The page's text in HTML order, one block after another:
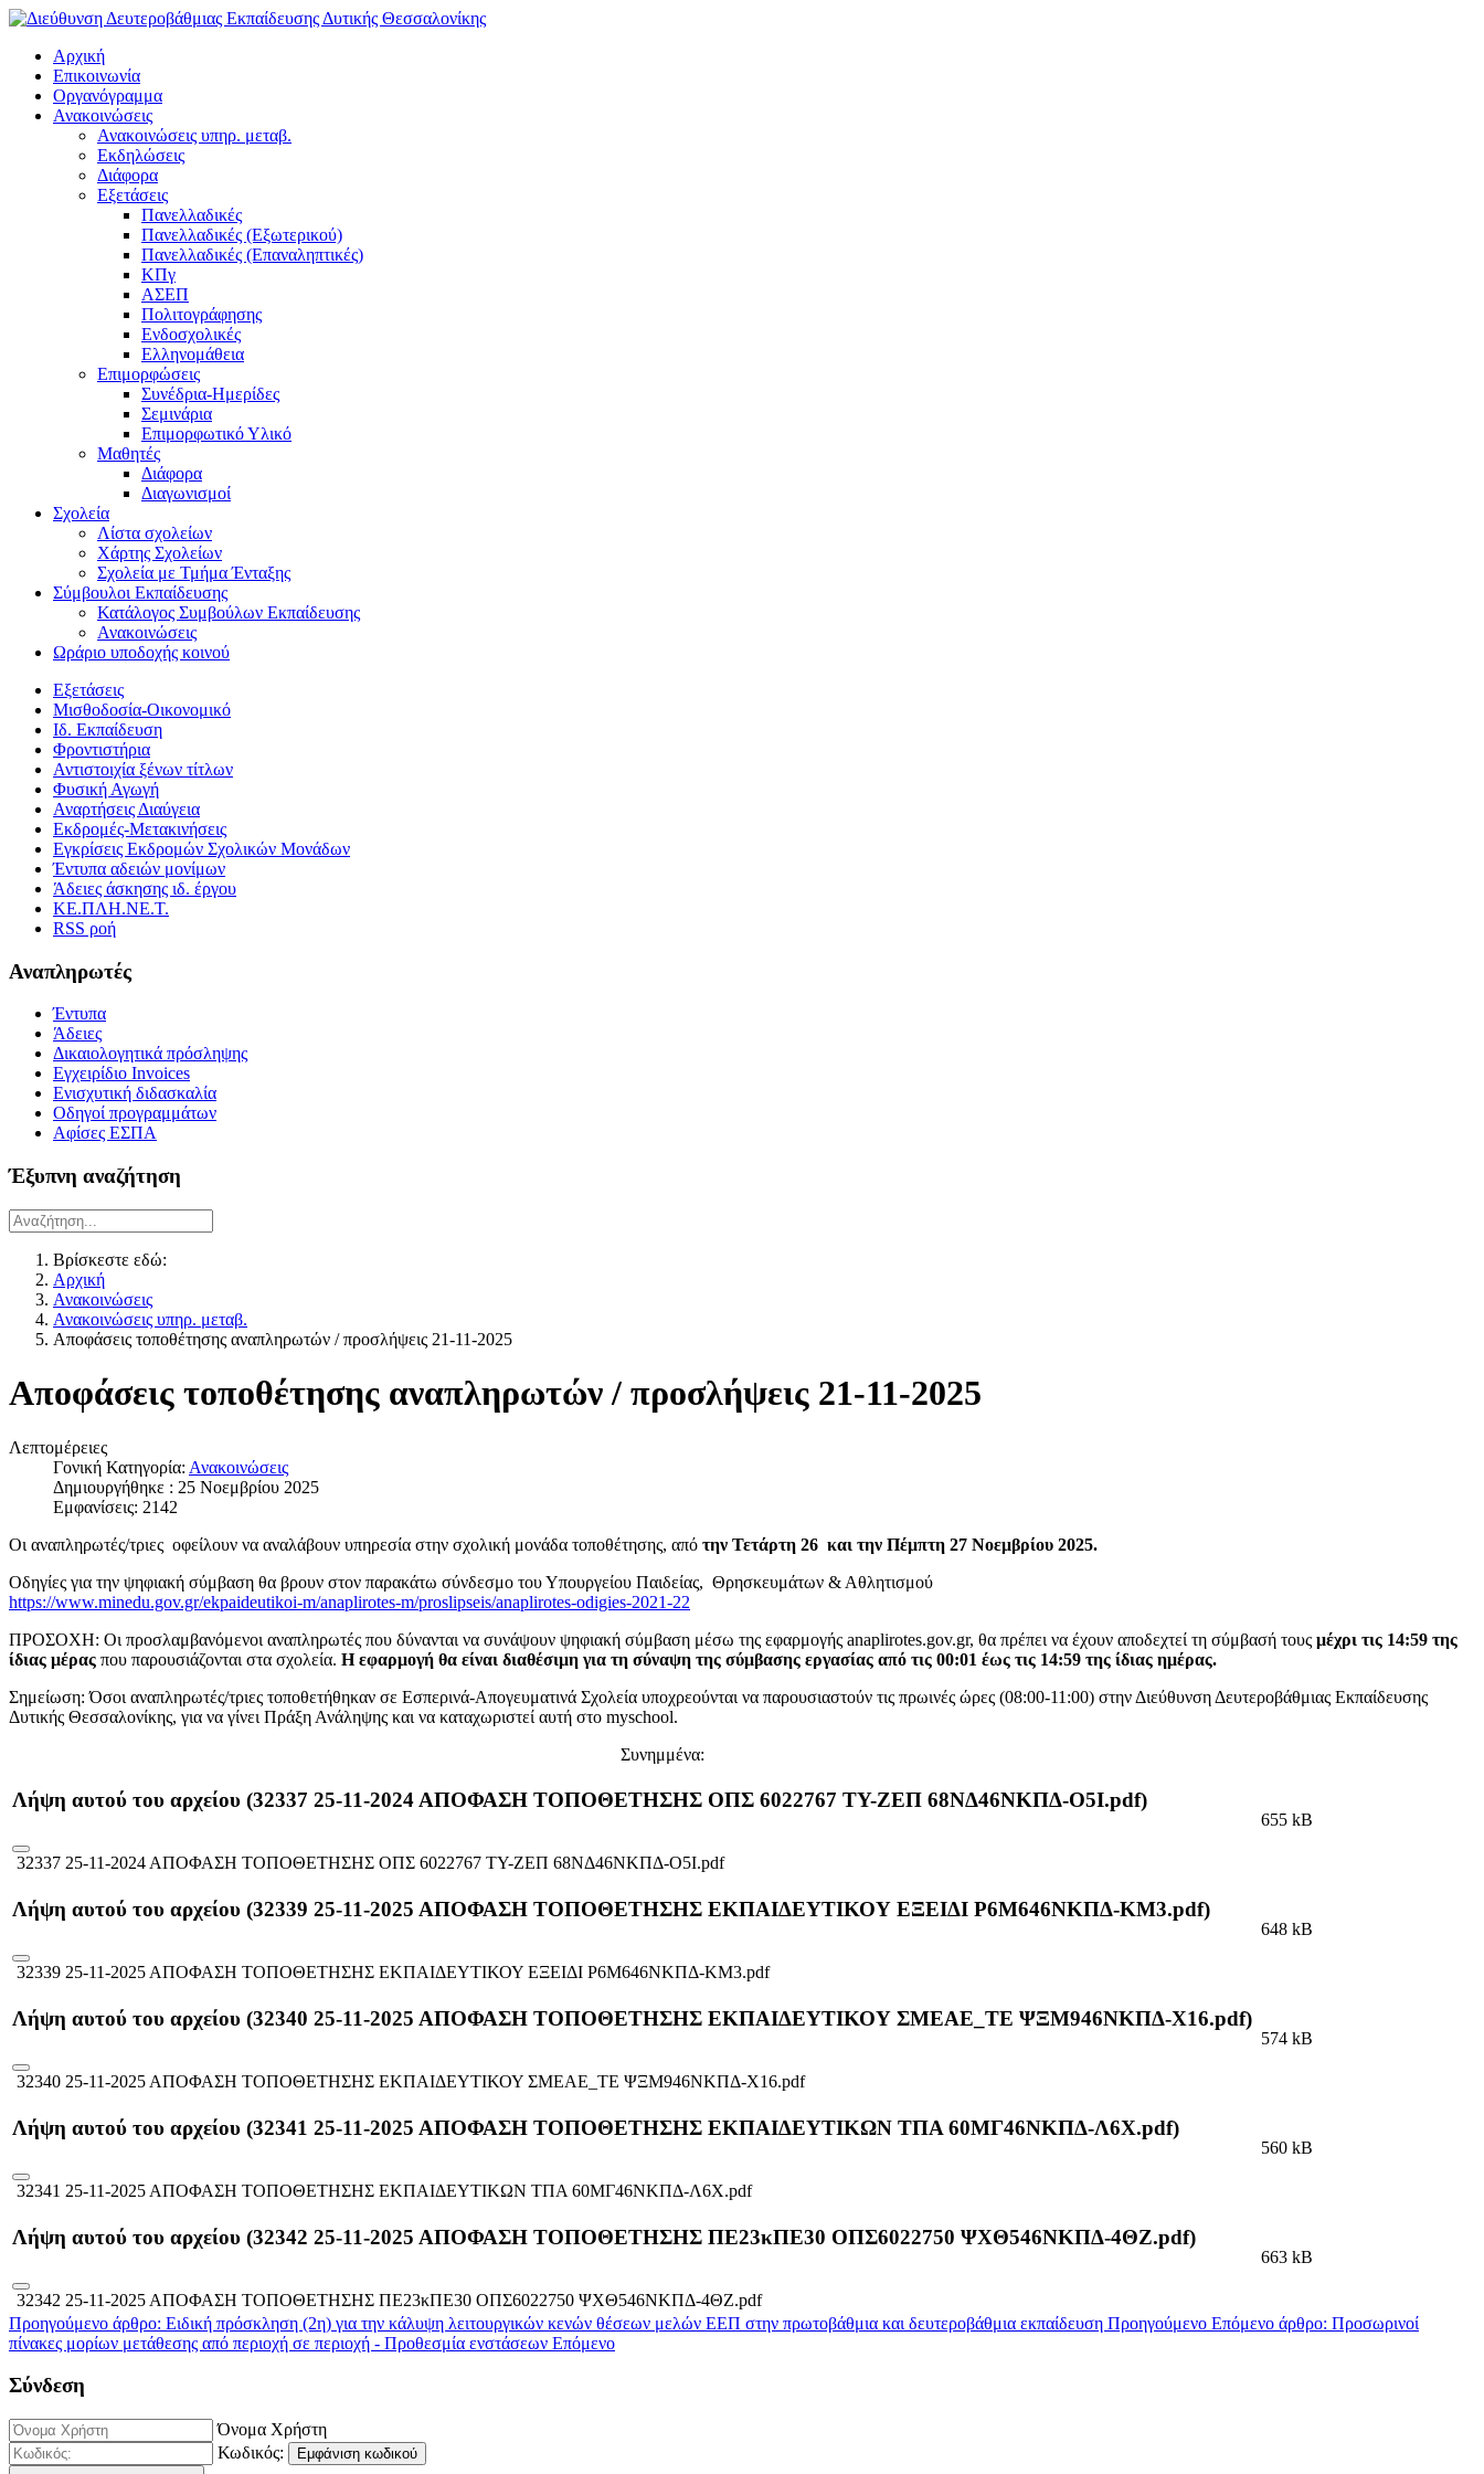
Αρχική
Επικοινωνία
Οργανόγραμμα
Ανακοινώσεις
Ανακοινώσεις υπηρ. μεταβ.
Εκδηλώσεις
Διάφορα
Εξετάσεις
Πανελλαδικές
Πανελλαδικές (Εξωτερικού)
Πανελλαδικές (Επαναληπτικές)
ΚΠγ
ΑΣΕΠ
Πολιτογράφησης
Ενδοσχολικές
Ελληνομάθεια
Επιμορφώσεις
Συνέδρια-Ημερίδες
Σεμινάρια
Επιμορφωτικό Υλικό
Μαθητές
Διάφορα
Διαγωνισμοί
Σχολεία
Λίστα σχολείων
Χάρτης Σχολείων
Σχολεία με Τμήμα Ένταξης
Σύμβουλοι Εκπαίδευσης
Κατάλογος Συμβούλων Εκπαίδευσης
Ανακοινώσεις
Ωράριο υποδοχής κοινού
Εξετάσεις
Μισθοδοσία-Οικονομικό
Ιδ. Εκπαίδευση
Φροντιστήρια
Αντιστοιχία ξένων τίτλων
Φυσική Αγωγή
Αναρτήσεις Διαύγεια
Εκδρομές-Μετακινήσεις
Εγκρίσεις Εκδρομών Σχολικών Μονάδων
Έντυπα αδειών μονίμων
Άδειες άσκησης ιδ. έργου
ΚΕ.ΠΛΗ.ΝΕ.Τ.
RSS ροή
Αναπληρωτές
Έντυπα
Άδειες
Δικαιολογητικά πρόσληψης
Εγχειρίδιο Invoices
Ενισχυτική διδασκαλία
Οδηγοί προγραμμάτων
Αφίσες ΕΣΠΑ
Έξυπνη αναζήτηση
Βρίσκεστε εδώ:
Αρχική
Ανακοινώσεις
Ανακοινώσεις υπηρ. μεταβ.
Αποφάσεις τοποθέτησης αναπληρωτών / προσλήψεις 21-11-2025
Αποφάσεις τοποθέτησης αναπληρωτών / προσλήψεις 21-11-2025
Λεπτομέρειες
Γονική Κατηγορία: Ανακοινώσεις
Δημιουργήθηκε : 25 Νοεμβρίου 2025
Εμφανίσεις: 2142
Οι αναπληρωτές/τριες οφείλουν να αναλάβουν υπηρεσία στην σχολική μονάδα τοποθέτησης, από την Τετάρτη 26 και την Πέμπτη 27 Νοεμβρίου 2025.
Οδηγίες για την ψηφιακή σύμβαση θα βρουν στον παρακάτω σύνδεσμο του Υπουργείου Παιδείας, Θρησκευμάτων & Αθλητισμού
https://www.minedu.gov.gr/ekpaideutikoi-m/anaplirotes-m/proslipseis/anaplirotes-odigies-2021-22
ΠΡΟΣΟΧΗ: Οι προσλαμβανόμενοι αναπληρωτές που δύνανται να συνάψουν ψηφιακή σύμβαση μέσω της εφαρμογής anaplirotes.gov.gr, θα πρέπει να έχουν αποδεχτεί τη σύμβασή τους μέχρι τις 14:59 της
ίδιας μέρας που παρουσιάζονται στα σχολεία. Η εφαρμογή θα είναι διαθέσιμη για τη σύναψη της σύμβασης εργασίας από τις 00:01 έως τις 14:59 της ίδιας ημέρας.
Σημείωση: Όσοι αναπληρωτές/τριες τοποθετήθηκαν σε Εσπερινά-Απογευματινά Σχολεία υποχρεούνται να παρουσιαστούν τις πρωινές ώρες (08:00-11:00) στην Διεύθυνση Δευτεροβάθμιας Εκπαίδευσης
Δυτικής Θεσσαλονίκης, για να γίνει Πράξη Ανάληψης και να καταχωριστεί αυτή στο myschool.
Συνημμένα:
Λήψη αυτού του αρχείου (32337 25-11-2024 ΑΠΟΦΑΣΗ ΤΟΠΟΘΕΤΗΣΗΣ ΟΠΣ 6022767 ΤΥ-ΖΕΠ 68ΝΔ46ΝΚΠΔ-Ο5Ι.pdf)
32337 25-11-2024 ΑΠΟΦΑΣΗ ΤΟΠΟΘΕΤΗΣΗΣ ΟΠΣ 6022767 ΤΥ-ΖΕΠ 68ΝΔ46ΝΚΠΔ-Ο5Ι.pdf
655 kB
Λήψη αυτού του αρχείου (32339 25-11-2025 ΑΠΟΦΑΣΗ ΤΟΠΟΘΕΤΗΣΗΣ ΕΚΠΑΙΔΕΥΤΙΚΟΥ ΕΞΕΙΔΙ Ρ6Μ646ΝΚΠΔ-ΚΜ3.pdf)
32339 25-11-2025 ΑΠΟΦΑΣΗ ΤΟΠΟΘΕΤΗΣΗΣ ΕΚΠΑΙΔΕΥΤΙΚΟΥ ΕΞΕΙΔΙ Ρ6Μ646ΝΚΠΔ-ΚΜ3.pdf
648 kB
Λήψη αυτού του αρχείου (32340 25-11-2025 ΑΠΟΦΑΣΗ ΤΟΠΟΘΕΤΗΣΗΣ ΕΚΠΑΙΔΕΥΤΙΚΟΥ ΣΜΕΑΕ_ΤΕ ΨΞΜ946ΝΚΠΔ-Χ16.pdf)
32340 25-11-2025 ΑΠΟΦΑΣΗ ΤΟΠΟΘΕΤΗΣΗΣ ΕΚΠΑΙΔΕΥΤΙΚΟΥ ΣΜΕΑΕ_ΤΕ ΨΞΜ946ΝΚΠΔ-Χ16.pdf
574 kB
Λήψη αυτού του αρχείου (32341 25-11-2025 ΑΠΟΦΑΣΗ ΤΟΠΟΘΕΤΗΣΗΣ ΕΚΠΑΙΔΕΥΤΙΚΩΝ ΤΠΑ 60ΜΓ46ΝΚΠΔ-Λ6Χ.pdf)
32341 25-11-2025 ΑΠΟΦΑΣΗ ΤΟΠΟΘΕΤΗΣΗΣ ΕΚΠΑΙΔΕΥΤΙΚΩΝ ΤΠΑ 60ΜΓ46ΝΚΠΔ-Λ6Χ.pdf
560 kB
Λήψη αυτού του αρχείου (32342 25-11-2025 ΑΠΟΦΑΣΗ ΤΟΠΟΘΕΤΗΣΗΣ ΠΕ23κΠΕ30 ΟΠΣ6022750 ΨΧΘ546ΝΚΠΔ-4ΘΖ.pdf)
32342 25-11-2025 ΑΠΟΦΑΣΗ ΤΟΠΟΘΕΤΗΣΗΣ ΠΕ23κΠΕ30 ΟΠΣ6022750 ΨΧΘ546ΝΚΠΔ-4ΘΖ.pdf
663 kB
Προηγούμενο άρθρο: Ειδική πρόσκληση (2η) για την κάλυψη λειτουργικών κενών θέσεων μελών ΕΕΠ στην πρωτοβάθμια και δευτεροβάθμια εκπαίδευση Προηγούμενο Επόμενο άρθρο: Προσωρινοί
πίνακες μορίων μετάθεσης από περιοχή σε περιοχή - Προθεσμία ενστάσεων Επόμενο
Σύνδεση
Όνομα Χρήστη
Κωδικός:
Εμφάνιση κωδικού